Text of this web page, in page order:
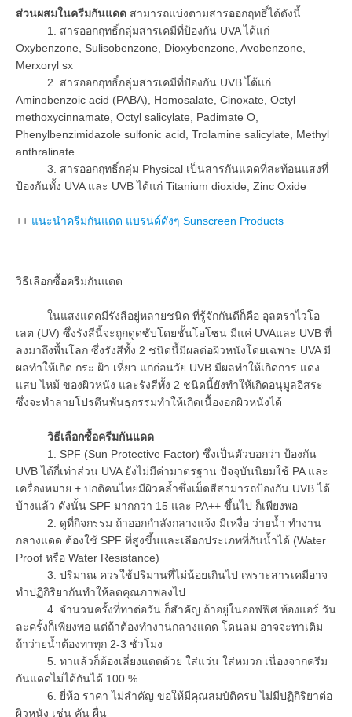
ส่วนผสมในครีมกันแดด สามารถแบ่งตามสารออกฤทธิ์ได้ดังนี้
1. สารออกฤทธิ์กลุ่มสารเคมีที่ป้องกัน UVA ได้แก่
Oxybenzone, Sulisobenzone, Dioxybenzone, Avobenzone,
Merxoryl sx
2. สารออกฤทธิ์กลุ่มสารเคมีที่ปัองกัน UVB ไ้ด้แก่
Aminobenzoic acid (PABA), Homosalate, Cinoxate, Octyl
methoxycinnamate, Octyl salicylate, Padimate O,
Phenylbenzimidazole sulfonic acid, Trolamine salicylate, Methyl
anthralinate
3. สารออกฤทธิ์กลุ่ม Physical เป็นสารกันแดดที่สะท้อนแสงที่
ป้องกันทั้ง UVA และ UVB ได้แก่ Titanium dioxide, Zinc Oxide
++ แนะนำครีมกันแดด แบรนด์ดังๆ Sunscreen Products
วิธีเลือกซื้อครีมกันแดด
ในแสงแดดมีรังสีอยู่หลายชนิด ที่รู้จักกันดีก็คือ อุลตราไวโอ
เลต (UV) ซึ่งรังสีนี้จะถูกดูดซับโดยชั้นโอโซน มีแค่ UVAและ UVB ที่
ลงมาถึงพื้นโลก ซึ่งรังสีทั้ง 2 ชนิดนี้มีผลต่อผิวหนังโดยเฉพาะ UVA มี
ผลทำให้เกิด กระ ฝ้า เหี่ยว แก่ก่อนวัย UVB มีผลทำให้เกิดการ แดง
แสบ ไหม้ ของผิวหนัง และรังสีทั้ง 2 ชนิดนี้ยังทำให้เกิดอนุมูลอิสระ
ซึ่งจะทำลายโปรตีนพันธุกรรมทำให้เกิดเนื้องอกผิวหนังได้
วิธีเลือกซื้อครีมกันแดด
1. SPF (Sun Protective Factor) ซึ่งเป็นตัวบอกว่า ป้องกัน
UVB ได้กี่เท่าส่วน UVA ยังไม่มีค่ามาตรฐาน ปัจจุบันนิยมใช้ PA และ
เครื่องหมาย + ปกติคนไทยมีผิวคล้ำซึ่งเม็ดสีสามารถป้องกัน UVB ได้
บ้างแล้ว ดังนั้น SPF มากกว่า 15 และ PA++ ขึ้นไป ก็เพียงพอ
2. ดูที่กิจกรรม ถ้าออกกำลังกลางแจ้ง มีเหงื่อ ว่ายน้ำ ทำงาน
กลางแดด ต้องใช้ SPF ที่สูงขึ้นและเลือกประเภทที่กันน้ำได้ (Water
Proof หรือ Water Resistance)
3. ปริมาณ ควรใช้ปริมานที่ไม่น้อยเกินไป เพราะสารเคมีอาจ
ทำปฏิกิริยากันทำให้ลดคุณภาพลงไป
4. จำนวนครั้งที่ทาต่อวัน ก็สำคัญ ถ้าอยู่ในออฟฟิศ ห้องแอร์ วัน
ละครั้งก็เพียงพอ แต่ถ้าต้องทำงานกลางแดด โดนลม อาจจะทาเติม
ถ้าว่ายน้ำต้องทาทุก 2-3 ชั่วโมง
5. ทาแล้วก็ต้องเลี่ยงแดดด้วย ใส่แว่น ใส่หมวก เนื่องจากครีม
กันแดดไม่ได้กันได้ 100 %
6. ยี่ห้อ ราคา ไม่สำคัญ ขอให้มีคุณสมบัติครบ ไม่มีปฏิกิริยาต่อ
ผิวหนัง เช่น คัน ผื่น